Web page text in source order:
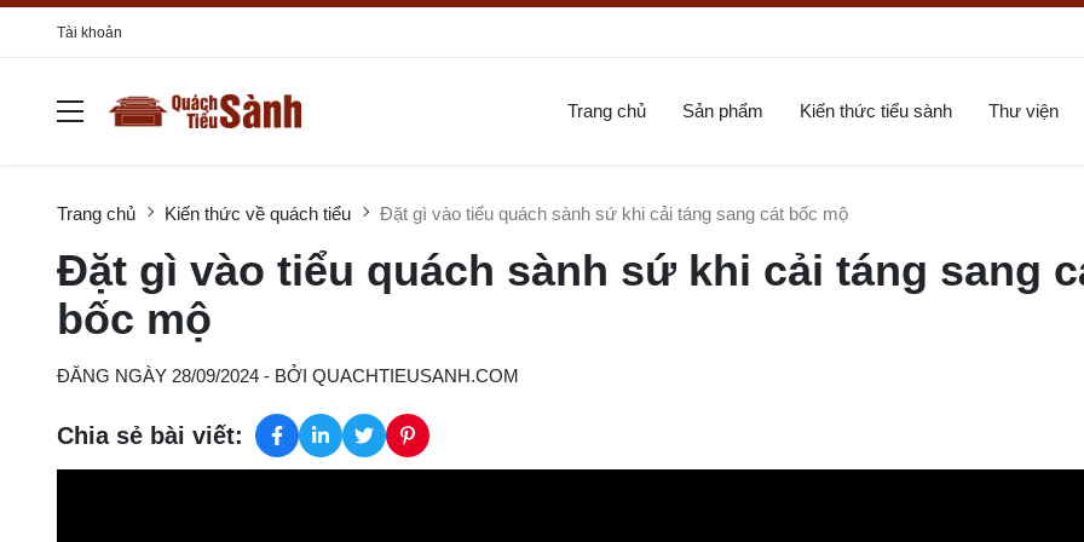
Tài khoản
Trang chủ Sản phẩm Kiến thức tiểu sành Thư viện
Trang chủ Kiến thức về quách tiểu Đặt gì vào tiểu quách sành sứ khi cải táng sang cát bốc mộ
Đặt gì vào tiểu quách sành sứ khi cải táng sang
bốc mộ
ĐĂNG NGÀY 28/09/2024 - BỞI QUACHTIEUSANH.COM
Chia sẻ bài viết: